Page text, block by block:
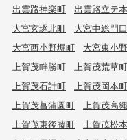
出雲路神楽町 出雲路立テ
大宮玄琢北町
大宮中総門
大宮西小野堀町
大宮東小
上賀茂畔勝町
上賀茂荒草町
上賀茂石計町
上賀茂岡本町
上賀茂菖蒲園町
上賀茂高
上賀茂東後藤町
上賀茂松